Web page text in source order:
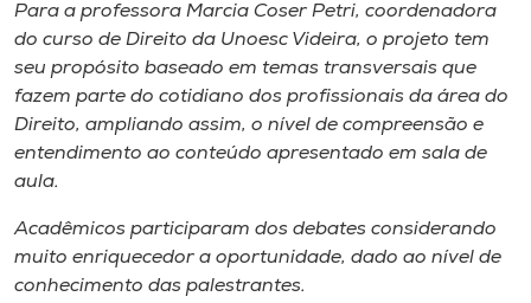
Para a professora Marcia Coser Petri, coordenadora
do curso de Direito da Unoesc Videira, o projeto tem
seu propósito baseado em temas transversais que
fazem parte do cotidiano dos profissionais da área do
Direito, ampliando assim, o nível de compreensão e
entendimento ao conteúdo apresentado em sala de
aula.
Acadêmicos participaram dos debates considerando
muito enriquecedor a oportunidade, dado ao nível de
conhecimento das palestrantes.